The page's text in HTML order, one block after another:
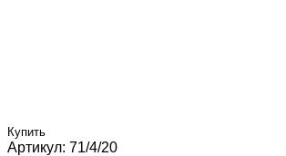
Купить
Артикул: 71/4/20